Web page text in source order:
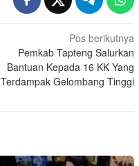
Pos berikutnya
Pemkab Tapteng Salurkan
Bantuan Kepada 16 KK Yang
Terdampak Gelombang Tinggi